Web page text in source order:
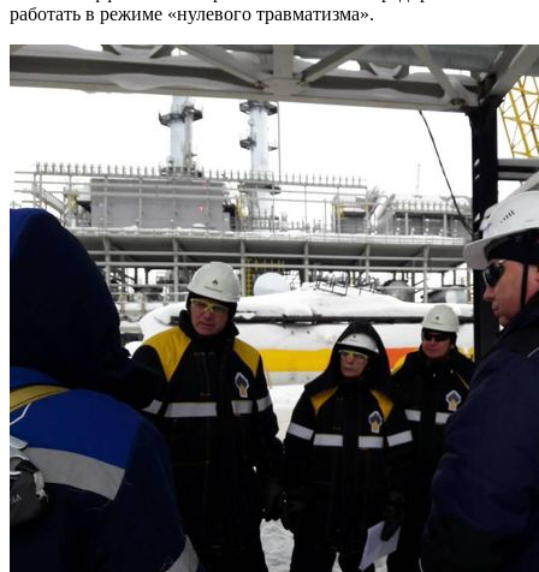
работать в режиме «нулевого травматизма».